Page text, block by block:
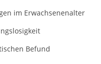
im Erwachsenenalter
Befund